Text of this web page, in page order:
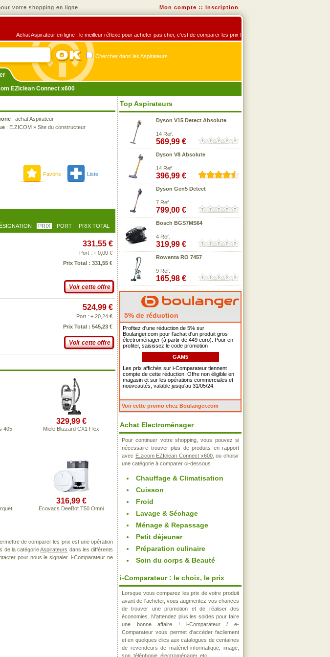
votre shopping en ligne. Mon compte :: Inscription
Achat Aspirateur en ligne : le meilleur réflexe pour acheter pas cher, c'est de comparer les prix !
Chercher dans les Aspirateurs
EZIclean Connect x600
: achat Aspirateur
: E.ZICOM » Site du constructeur
Favoris Liste
PRIX PORT PRIX TOTAL
331,55 €
Port : + 0,00 €
Prix Total : 331,55 €
Voir cette offre
524,99 €
Port : + 20,24 €
Prix Total : 545,23 €
Voir cette offre
405
329,99 €
Miele Blizzard CX1 Flex
316,99 €
Ecovacs DeeBot T50 Omni
de comparer les prix est une opération
de la catégorieAspirateurs dans les différents
pour nous le signaler. i-Comparateur ne
Top Aspirateurs
Dyson V15 Detect Absolute
14 Ref.
569,99 €
Dyson V8 Absolute
14 Ref.
396,99 €
Dyson Gen5 Detect
7 Ref.
799,00 €
Bosch BGS7MS64
4 Ref.
319,99 €
Rowenta RO 7457
9 Ref.
165,98 €
5% de réduction
Profitez d'une réduction de 5% sur
Boulanger.com pour l'achat d'un produit gros
électroménager (à partir de 449 euro). Pour en
profiter, saisissez le code promotion :
GAM5
Les prix affichés sur i-Comparateur tiennent
compte de cette réduction. Offre non éligible en
magasin et sur les opérations commerciales et
nouveautés, valable jusqu'au 31/05/24.
Voir cette promo chez Boulanger.com
Achat Electroménager
Pour continuer votre shopping, vous pouvez si
nécessaire trouver plus de produits en rapport
avec E.zicom EZIclean Connect x600, ou choisir
une catégorie à comparer ci-dessous
Chauffage & Climatisation
Cuisson
Froid
Lavage & Séchage
Ménage & Repassage
Petit déjeuner
Préparation culinaire
Soin du corps & Beauté
i-Comparateur : le choix, le prix
Lorsque vous comparez les prix de votre produit
avant de l'acheter, vous augmentez vos chances
de trouver une promotion et de réaliser des
économies. N'attendez plus les soldes pour faire
une bonne affaire ! i-Comparateur / e-
Comparateur vous permet d'accéder facilement
et en quelques clics aux catalogues de centaines
de revendeurs de matériel informatique, image,
son, téléphonie, électroménager, etc..